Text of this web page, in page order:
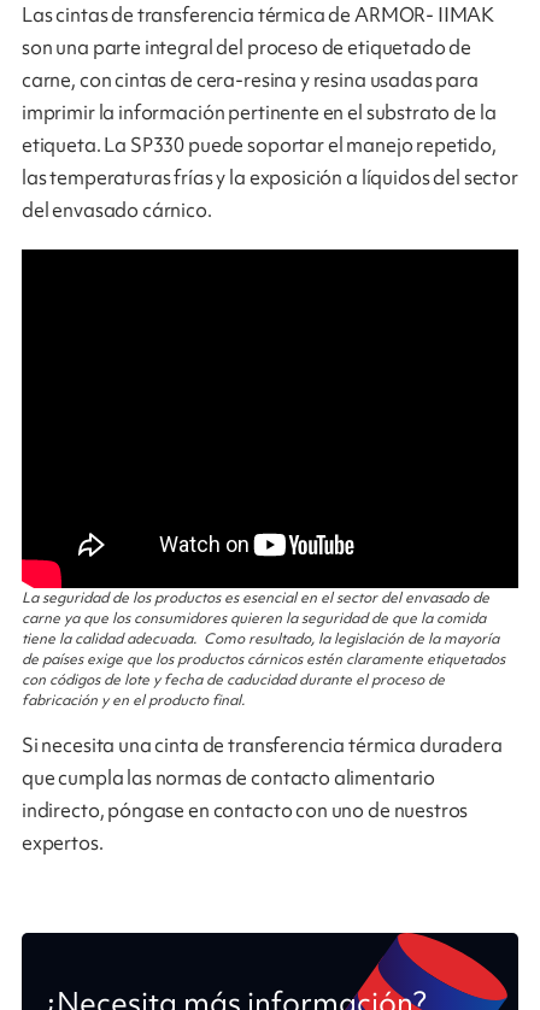
Las cintas de transferencia térmica de ARMOR- IIMAK
son una parte integral del proceso de etiquetado de
carne, con cintas de cera-resina y resina usadas para
imprimir la información pertinente en el substrato de la
etiqueta. La SP330 puede soportar el manejo repetido,
las temperaturas frías y la exposición a líquidos del sector
del envasado cárnico.
La seguridad de los productos es esencial en el sector del envasado de
carne ya que los consumidores quieren la seguridad de que la comida
tiene la calidad adecuada. Como resultado, la legislación de la mayoría
de países exige que los productos cárnicos estén claramente etiquetados
con códigos de lote y fecha de caducidad durante el proceso de
fabricación y en el producto final.
Si necesita una cinta de transferencia térmica duradera
que cumpla las normas de contacto alimentario
indirecto, póngase en contacto con uno de nuestros
expertos.